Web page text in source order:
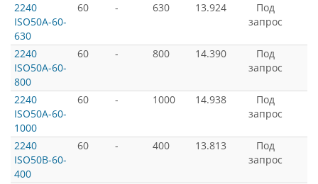
2240
ISO50A-60-
630
60 - 630 13.924
Под
запрос
2240
ISO50A-60-
800
60 - 800 14.390
Под
запрос
2240
ISO50A-60-
1000
60 - 1000 14.938
Под
запрос
2240
ISO50B-60-
400
60 - 400 13.813
Под
запрос